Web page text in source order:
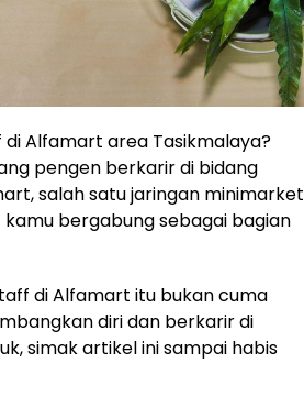
Alfamart area Tasikmalaya?
pengen berkarir di bidang
salah satu jaringan minimarket
bergabung sebagai bagian
di Alfamart itu bukan cuma
diri dan berkarir di
simak artikel ini sampai habis